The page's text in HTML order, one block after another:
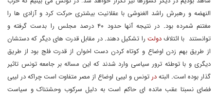
النهضه و رهبرش راشد الغنوشی با عقلانیت بیشتری حرکت کرد و آزادی ها را
مغتنم شمرده بود.
در نتیجه آنها حدود ۴۰ درصد مجلس را بدست گرفته و
توانستند با ائتلافدولت را تشکیل دهند.در مقابل قدرت های دیگر که دستشان
از طریق بهم زدن اوضاع و کوتاه کردن دست اخوان از قدرت فلج بود از طریق
دیگری و با توطئه ترور سیاسی وارد شدند که این مساله بر جامعه تونس تاثیر
گذار بوده است. البتهدرتونس و لیبی اوضاع از مصر متفاوت است چراکه در لیبی
فضای نسبتا عقب مانده ای حاکم است به دلیل سرکوب وحشتناک و سیاست